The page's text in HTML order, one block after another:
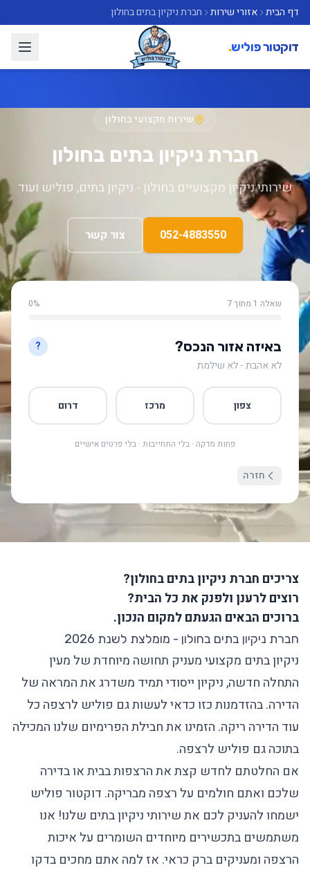
דף הבית אזורי שירות חברת ניקיון בתים בחולון
דוקטור פוליש.
שירות מקצועי בחולון
חברת ניקיון בתים בחולון
שירותי ניקיון מקצועיים בחולון - ניקיון בתים, פוליש ועוד
052-4883550 צור קשר
שאלה 1 מתוך 7 0%
באיזה אזור הנכס?
?
לא אהבת - לא שילמת
צפון מרכז דרום
פחות מדקה · בלי התחייבות · בלי פרטים אישיים
חזרה
צריכים חברת ניקיון בתים בחולון?
רוצים לרענן ולפנק את כל הבית?
ברוכים הבאים הגעתם למקום הנכון.
חברת ניקיון בתים בחולון - מומלצת לשנת 2026
ניקיון בתים מקצועי מעניק תחושה מיוחדת של מעין
התחלה חדשה, ניקיון ייסודי תמיד משדרג את המראה של
הדירה. בהזדמנות כזו כדאי לעשות גם פוליש לרצפה כל
עוד הדירה ריקה. הזמינו אתחבילת הפרימיום שלנו המכילה
בתוכה גם פוליש לרצפה.
אם החלטתם לחדש קצת את הרצפות בבית או בדירה
שלכם ואתם חולמים על רצפה מבריקה. דוקטור פוליש
ישמחו להעניק לכם אתשירותי ניקיון בתים שלנו! אנו
משתמשים בתכשירים מיוחדים השומרים על איכות
הרצפה ומעניקים ברק כראי. אז למה אתם מחכים בדקו